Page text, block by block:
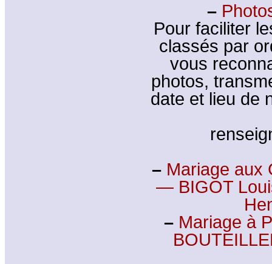
–
Pour faciliter
classés par
vous
photos,
date et lieu de
– Mariage aux
— BIGOT
– Mariage à